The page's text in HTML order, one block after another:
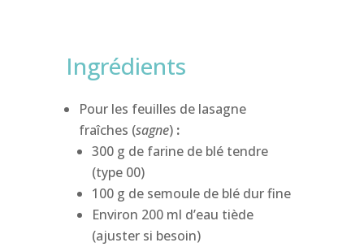
Ingrédients
Pour les feuilles de lasagne
fraîches (sagne):
300 g de farine de blé tendre
(type 00)
100 g de semoule de blé dur fine
Environ 200 ml d’eau tiède
(ajuster si besoin)